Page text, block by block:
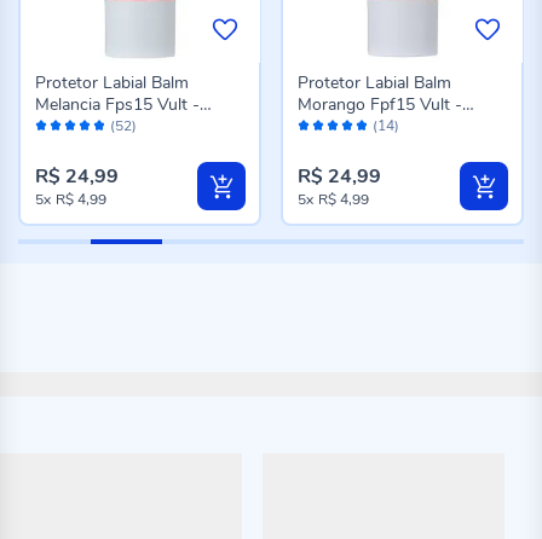
Avaliação: (52)
Protetor Labial Balm
Melancia Fps15 Vult -
Hidratante
R$ 24,99
5x R$ 4,99
Avaliação: (14)
Protetor Labial Balm
Morango Fpf15 Vult -
Hidratante
R$ 24,99
5x R$ 4,99